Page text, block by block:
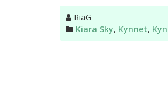
Kirjoittaja
RiaG
Kategoriat
Kiara Sky, Kynnet,